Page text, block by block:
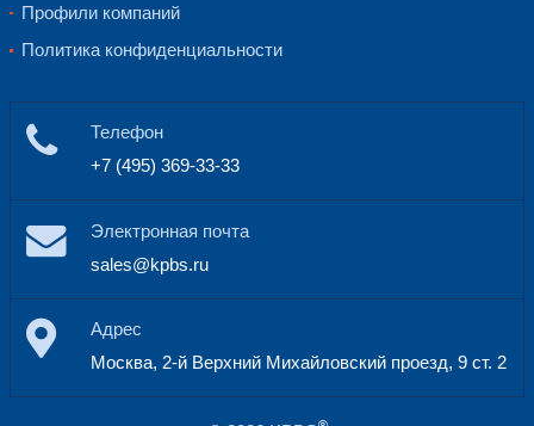
Контроль дистрибьюторов:
товаров между дистрибьюторами, а